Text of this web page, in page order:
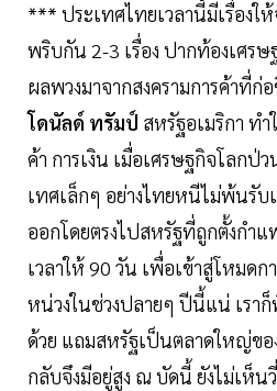
*** ประเทศไทยเวลานี้มีเรื่องใ
พริบกัน 2-3 เรื่อง ปากท้องเศร
ผลพวงมาจากสงครามการค้าที่ก่
โดนัลด์ ทรัมป์ สหรัฐอเมริกา ท
ค้า การเงิน เมื่อเศรษฐกิจโลกป่
เทศเล็กๆ อย่างไทยหนีไม่พ้นรับ
ออกโดยตรงไปสหรัฐที่ถูกตั้งกำ
เวลาให้ 90 วัน เพื่อเข้าสู่โหมด
หน่วงในช่วงปลายๆ ปีนี้แน่ เราก็
ด้วย แถมสหรัฐเป็นตลาดใหญ่ข
กลับจึงมีอยู่สูง ณ บัดนี้ ยังไม่เห็นวี่